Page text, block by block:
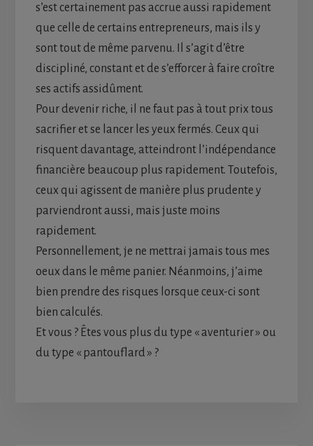
s’est certainement pas accrue aussi rapidement
que celle de certains entrepreneurs, mais ils y
sont tout de même parvenu. Il s’agit d’être
discipliné, constant et de s’efforcer à faire croître
ses actifs assidûment.
Pour devenir riche, il ne faut pas à tout prix tous
sacrifier et se lancer les yeux fermés. Ceux qui
risquent davantage, atteindront l’indépendance
financière beaucoup plus rapidement. Toutefois,
ceux qui agissent de manière plus prudente y
parviendront aussi, mais juste moins
rapidement.
Personnellement, je ne mettrai jamais tous mes
oeux dans le même panier. Néanmoins, j’aime
bien prendre des risques lorsque ceux-ci sont
bien calculés.
Et vous ? Êtes vous plus du type « aventurier » ou
du type « pantouflard » ?